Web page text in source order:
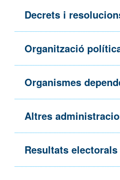
Decrets i
Organització
Organismes
Altres
Resultats electorals